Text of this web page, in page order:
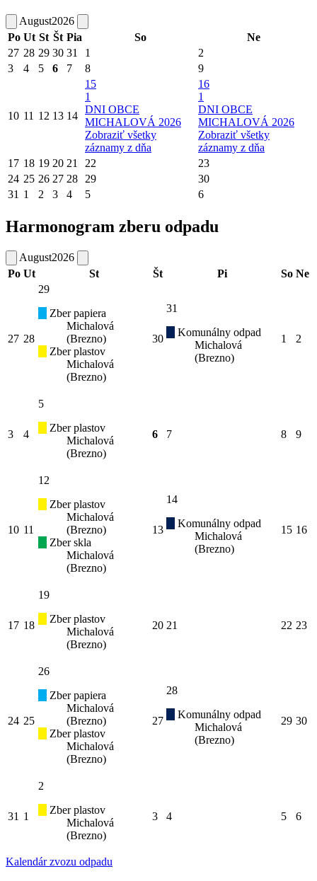
August2026
Po Ut St Št Pia So
Ne
27 28 29 30 31 1
2
3
4 5 6 7 8 9
10 11 12 13 14
15
1
DNI OBCE
MICHALOVÁ 2026
Zobraziť všetky
záznamy z dňa
16
1
DNI OBCE
MICHALOVÁ 2026
Zobraziť všetky
záznamy z dňa
17 18 19 20 21 22
23
24 25 26 27 28 29
30
31 1 2 3 4 5 6
Harmonogram zberu odpadu
August2026
Po Ut St Št Pi So Ne
27 28
29
Zber papiera
Michalová
(Brezno)
Zber plastov
Michalová
(Brezno)
30
31
Komunálny odpad
Michalová
(Brezno)
1 2
3 4
5
Zber plastov
Michalová
(Brezno)
6 7 8 9
10 11
12
Zber plastov
Michalová
(Brezno)
Zber skla
Michalová
(Brezno)
13
14
Komunálny odpad
Michalová
(Brezno)
15 16
17 18
19
Zber plastov
Michalová
(Brezno)
20 21 22 23
24 25
26
Zber papiera
Michalová
(Brezno)
Zber plastov
Michalová
(Brezno)
27
28
Komunálny odpad
Michalová
(Brezno)
29 30
31 1
2
Zber plastov
Michalová
(Brezno)
3 4 5 6
Kalendár zvozu odpadu